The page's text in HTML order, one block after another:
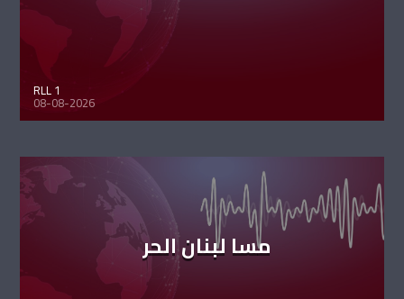
RLL 1
08-08-2026
مسا لبنان الحر